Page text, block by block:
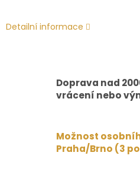
Detailní informace
Doprava nad
vrácení nebo
Možnost
Praha/Brno (3